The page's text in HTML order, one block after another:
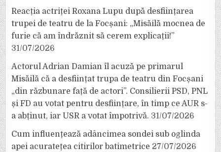
Reacția actriței Roxana Lupu după desființarea
trupei de teatru de la Focșani: „Misăilă mocnea de
furie că am îndrăznit să cerem explicații!”
31/07/2026
Actorul Adrian Damian îl acuză pe primarul
Misăilă că a desființat trupa de teatru din Focșani
„din răzbunare față de actori”. Consilierii PSD, PNL
și FD au votat pentru desființare, în timp ce AUR s-
a abținut, iar USR a votat împotrivă. 31/07/2026
Cum influențează adâncimea sondei sub oglinda
apei acuratețea citirilor batimetrice 27/07/2026